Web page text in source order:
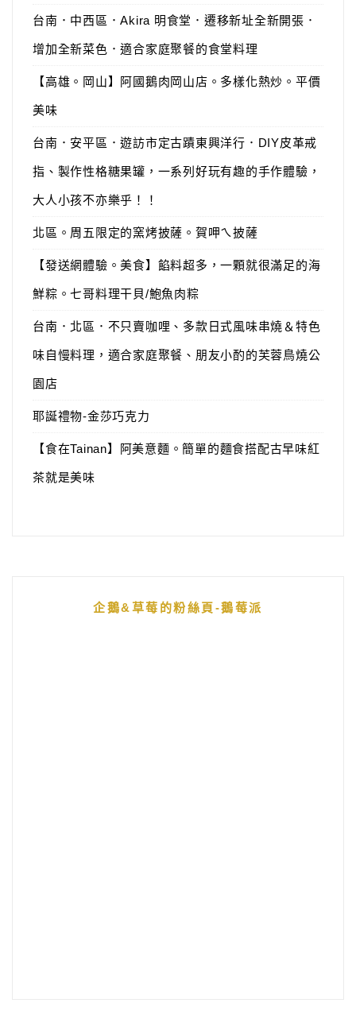
台南．中西區．Akira 明食堂．遷移新址全新開張．
增加全新菜色．適合家庭聚餐的食堂料理
【高雄。岡山】阿國鵝肉岡山店。多樣化熱炒。平價
美味
台南．安平區．遊訪市定古蹟東興洋行．DIY皮革戒
指、製作性格糖果罐，一系列好玩有趣的手作體驗，
大人小孩不亦樂乎！！
北區。周五限定的窯烤披薩。賀呷ㄟ披薩
【發送網體驗。美食】餡料超多，一顆就很滿足的海
鮮粽。七哥料理干貝/鮑魚肉粽
台南．北區．不只賣咖哩、多款日式風味串燒＆特色
味自慢料理，適合家庭聚餐、朋友小酌的芙蓉鳥燒公
園店
耶誕禮物-金莎巧克力
【食在Tainan】阿美意麵。簡單的麵食搭配古早味紅
茶就是美味
企鵝&草莓的粉絲頁-鵝莓派